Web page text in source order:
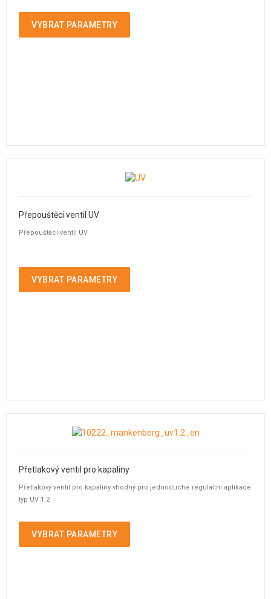
VYBRAT PARAMETRY
Přepouštěcí ventil UV
Přepouštěcí ventil UV
VYBRAT PARAMETRY
Přetlakový ventil pro kapaliny
Přetlakový ventil pro kapaliny vhodný pro jednoduché regulační aplikace
typ UV 1.2
VYBRAT PARAMETRY